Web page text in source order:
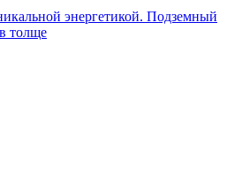
энергетикой. Подземный
толще